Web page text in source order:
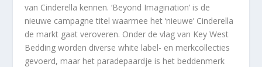
van Cinderella kennen. ‘Beyond Imagination’ is de
nieuwe campagne titel waarmee het ‘nieuwe’ Cinderella
de markt gaat veroveren. Onder de vlag van Key West
Bedding worden diverse white label- en merkcollecties
gevoerd, maar het paradepaardje is het beddenmerk